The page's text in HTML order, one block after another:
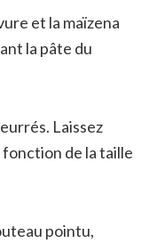
et la maïzena
la pâte du
Laissez
de la taille
pointu,